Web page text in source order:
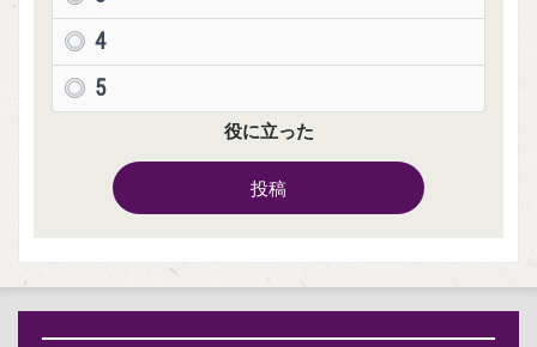
4
5
役に立った
投稿